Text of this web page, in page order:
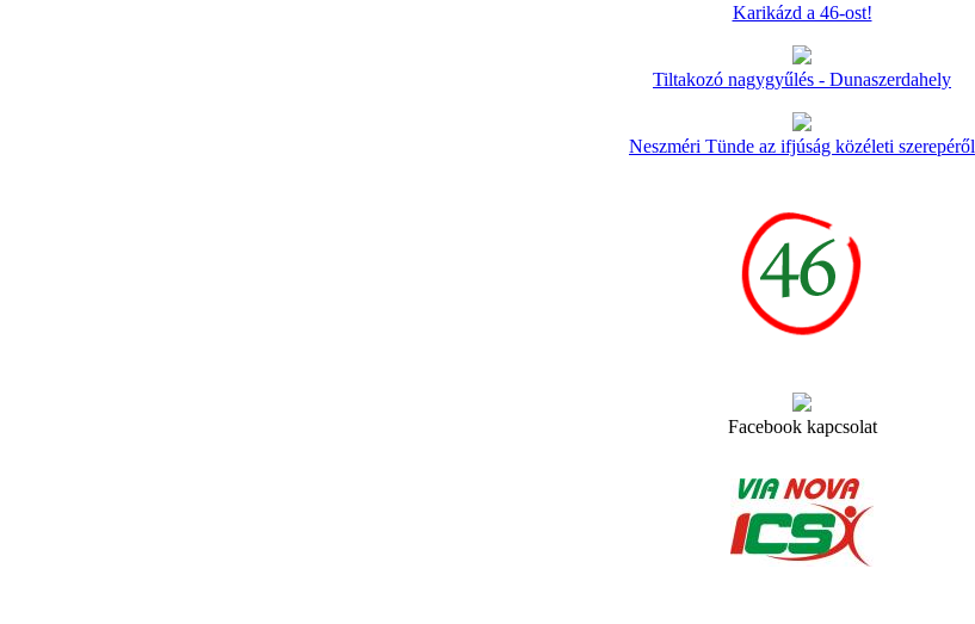
Karikázd a 46-ost!
Tiltakozó nagygyűlés - Dunaszerdahely
Neszméri Tünde az ifjúság közéleti szerepéről
Facebook kapcsolat